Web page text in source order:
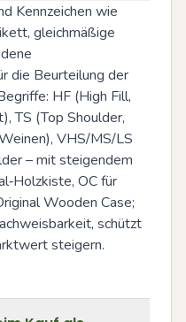
Kennzeichen wie
gleichmäßige
die Beurteilung der
HF (High Fill,
TS (Top Shoulder,
VHS/MS/LS
– mit steigendem
OC für
Wooden Case;
schützt
steigern.